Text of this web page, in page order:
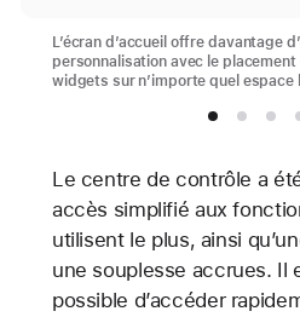
L’écran d’accueil offre davantage
personnalisation avec le
widgets sur n’importe quel espace
Le centre de contrôle a
accès simplifié aux
utilisent le plus, ainsi
une souplesse accrues. Il
possible d’accéder